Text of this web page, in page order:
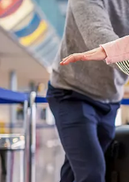
dagli aeroporti
. Una volta
e scoprire tappe
e molte altre